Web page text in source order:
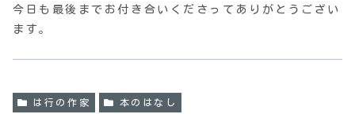
今日も最後までお付き合いくださってありがとうござい
ます。
は行の作家 本のはなし